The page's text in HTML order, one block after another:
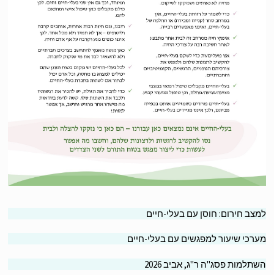
חירום: חוסן עם בעלי-חיים
שיעור למפגשים עם בעלי-חיים
פסג"ה ר"ג, אביב 2026